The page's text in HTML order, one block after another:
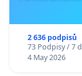
2 636 podpisů
73 Podpisy / 7
4 May 2026